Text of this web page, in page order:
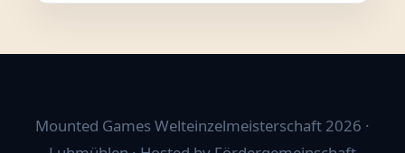
Mounted Games Welteinzelmeisterschaft 2026 ·